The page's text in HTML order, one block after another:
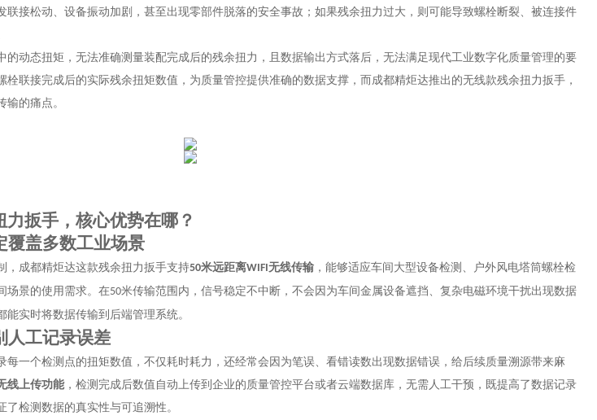
联接松动、设备振动加剧，甚至出现零部件脱落的安全事故；如果残余扭力过大，则可能导致螺栓断裂、被连接件
的动态扭矩，无法准确测量装配完成后的残余扭力，且数据输出方式落后，无法满足现代工业数字化质量管理的要
联接完成后的实际残余扭矩数值，为质量管控提供准确的数据支撑，而成都精炬达推出的无线款残余扭力扳手，
的痛点。
扳手，核心优势在哪？
覆盖多数工业场景
，成都精炬达这款残余扭力扳手支持50米远距离WIFI无线传输，能够适应车间大型设备检测、户外风电塔筒螺栓检
场景的使用需求。在50米传输范围内，信号稳定不中断，不会因为车间金属设备遮挡、复杂电磁环境干扰出现数据
实时将数据传输到后端管理系统。
人工记录误差
每一个检测点的扭矩数值，不仅耗时耗力，还经常会因为笔误、看错读数出现数据错误，给后续质量溯源带来麻
线上传功能，检测完成后数值自动上传到企业的质量管控平台或者云端数据库，无需人工干预，既提高了数据记录
检测数据的真实性与可追溯性。